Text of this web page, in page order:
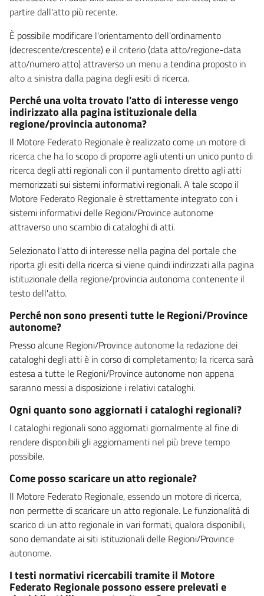
partire dall'atto più recente.
È possibile modificare l'orientamento dell'ordinamento
(decrescente/crescente) e il criterio (data atto/regione-data
atto/numero atto) attraverso un menu a tendina proposto in
alto a sinistra dalla pagina degli esiti di ricerca.
Perché una volta trovato l'atto di interesse vengo
indirizzato alla pagina istituzionale della
regione/provincia autonoma?
Il Motore Federato Regionale è realizzato come un motore di
ricerca che ha lo scopo di proporre agli utenti un unico punto di
ricerca degli atti regionali con il puntamento diretto agli atti
memorizzati sui sistemi informativi regionali. A tale scopo il
Motore Federato Regionale è strettamente integrato con i
sistemi informativi delle Regioni/Province autonome
attraverso uno scambio di cataloghi di atti.
Selezionato l'atto di interesse nella pagina del portale che
riporta gli esiti della ricerca si viene quindi indirizzati alla pagina
istituzionale della regione/provincia autonoma contenente il
testo dell'atto.
Perché non sono presenti tutte le Regioni/Province
autonome?
Presso alcune Regioni/Province autonome la redazione dei
cataloghi degli atti è in corso di completamento; la ricerca sarà
estesa a tutte le Regioni/Province autonome non appena
saranno messi a disposizione i relativi cataloghi.
Ogni quanto sono aggiornati i cataloghi regionali?
I cataloghi regionali sono aggiornati giornalmente al fine di
rendere disponibili gli aggiornamenti nel più breve tempo
possibile.
Come posso scaricare un atto regionale?
Il Motore Federato Regionale, essendo un motore di ricerca,
non permette di scaricare un atto regionale. Le funzionalità di
scarico di un atto regionale in vari formati, qualora disponibili,
sono demandate ai siti istituzionali delle Regioni/Province
autonome.
I testi normativi ricercabili tramite il Motore
Federato Regionale possono essere prelevati e